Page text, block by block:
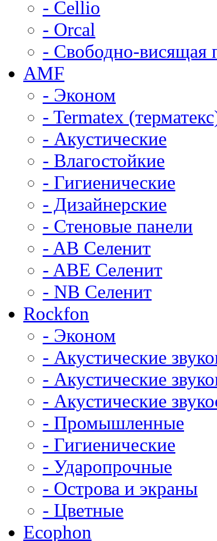
- Cellio
- Orcal
- Свободно-висящая
AMF
- Эконом
- Termatex
- Акустические
- Влагостойкие
- Гигиенические
- Дизайнерские
- Стеновые панели
- AB Селенит
- ABE Селенит
- NB Селенит
Rockfon
- Эконом
- Акустические
- Акустические
- Акустические
- Промышленные
- Гигиенические
- Ударопрочные
- Острова и экраны
- Цветные
Ecophon